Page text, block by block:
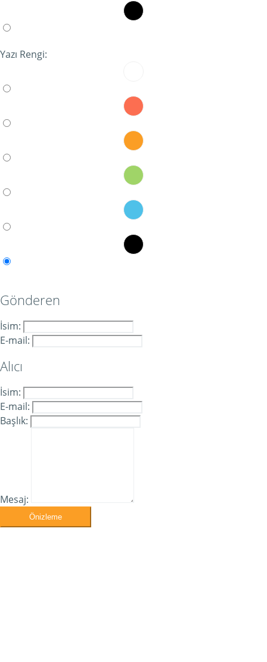
Yazı Rengi:
Gönderen
İsim:
E-mail:
Alıcı
İsim:
E-mail:
Başlık:
Mesaj:
Önizleme